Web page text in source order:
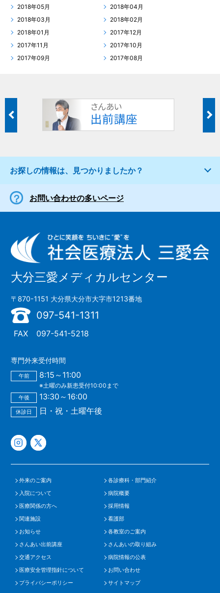
2018年05月
2018年04月
2018年03月
2018年02月
2018年01月
2017年12月
2017年11月
2017年10月
2017年09月
2017年08月
お探しの情報は、見つかりましたか？
お問い合わせの多いページ
大分三愛メディカルセンター
〒870-1151 大分県大分市大字市1213番地
097-541-1311
FAX 097-541-5218
専門外来受付時間
午前 8:15～11:00
※土曜のみ新患受付10:00まで
午後 13:30～16:00
休診日 日・祝・土曜午後
外来のご案内
各診療科・部門紹介
入院について
病院概要
医療関係の方へ
採用情報
関連施設
看護部
お知らせ
各教室のご案内
さんあい出前講座
さんあいの取り組み
交通アクセス
病院情報の公表
医療安全管理指針について
お問い合わせ
プライバシーポリシー
サイトマップ